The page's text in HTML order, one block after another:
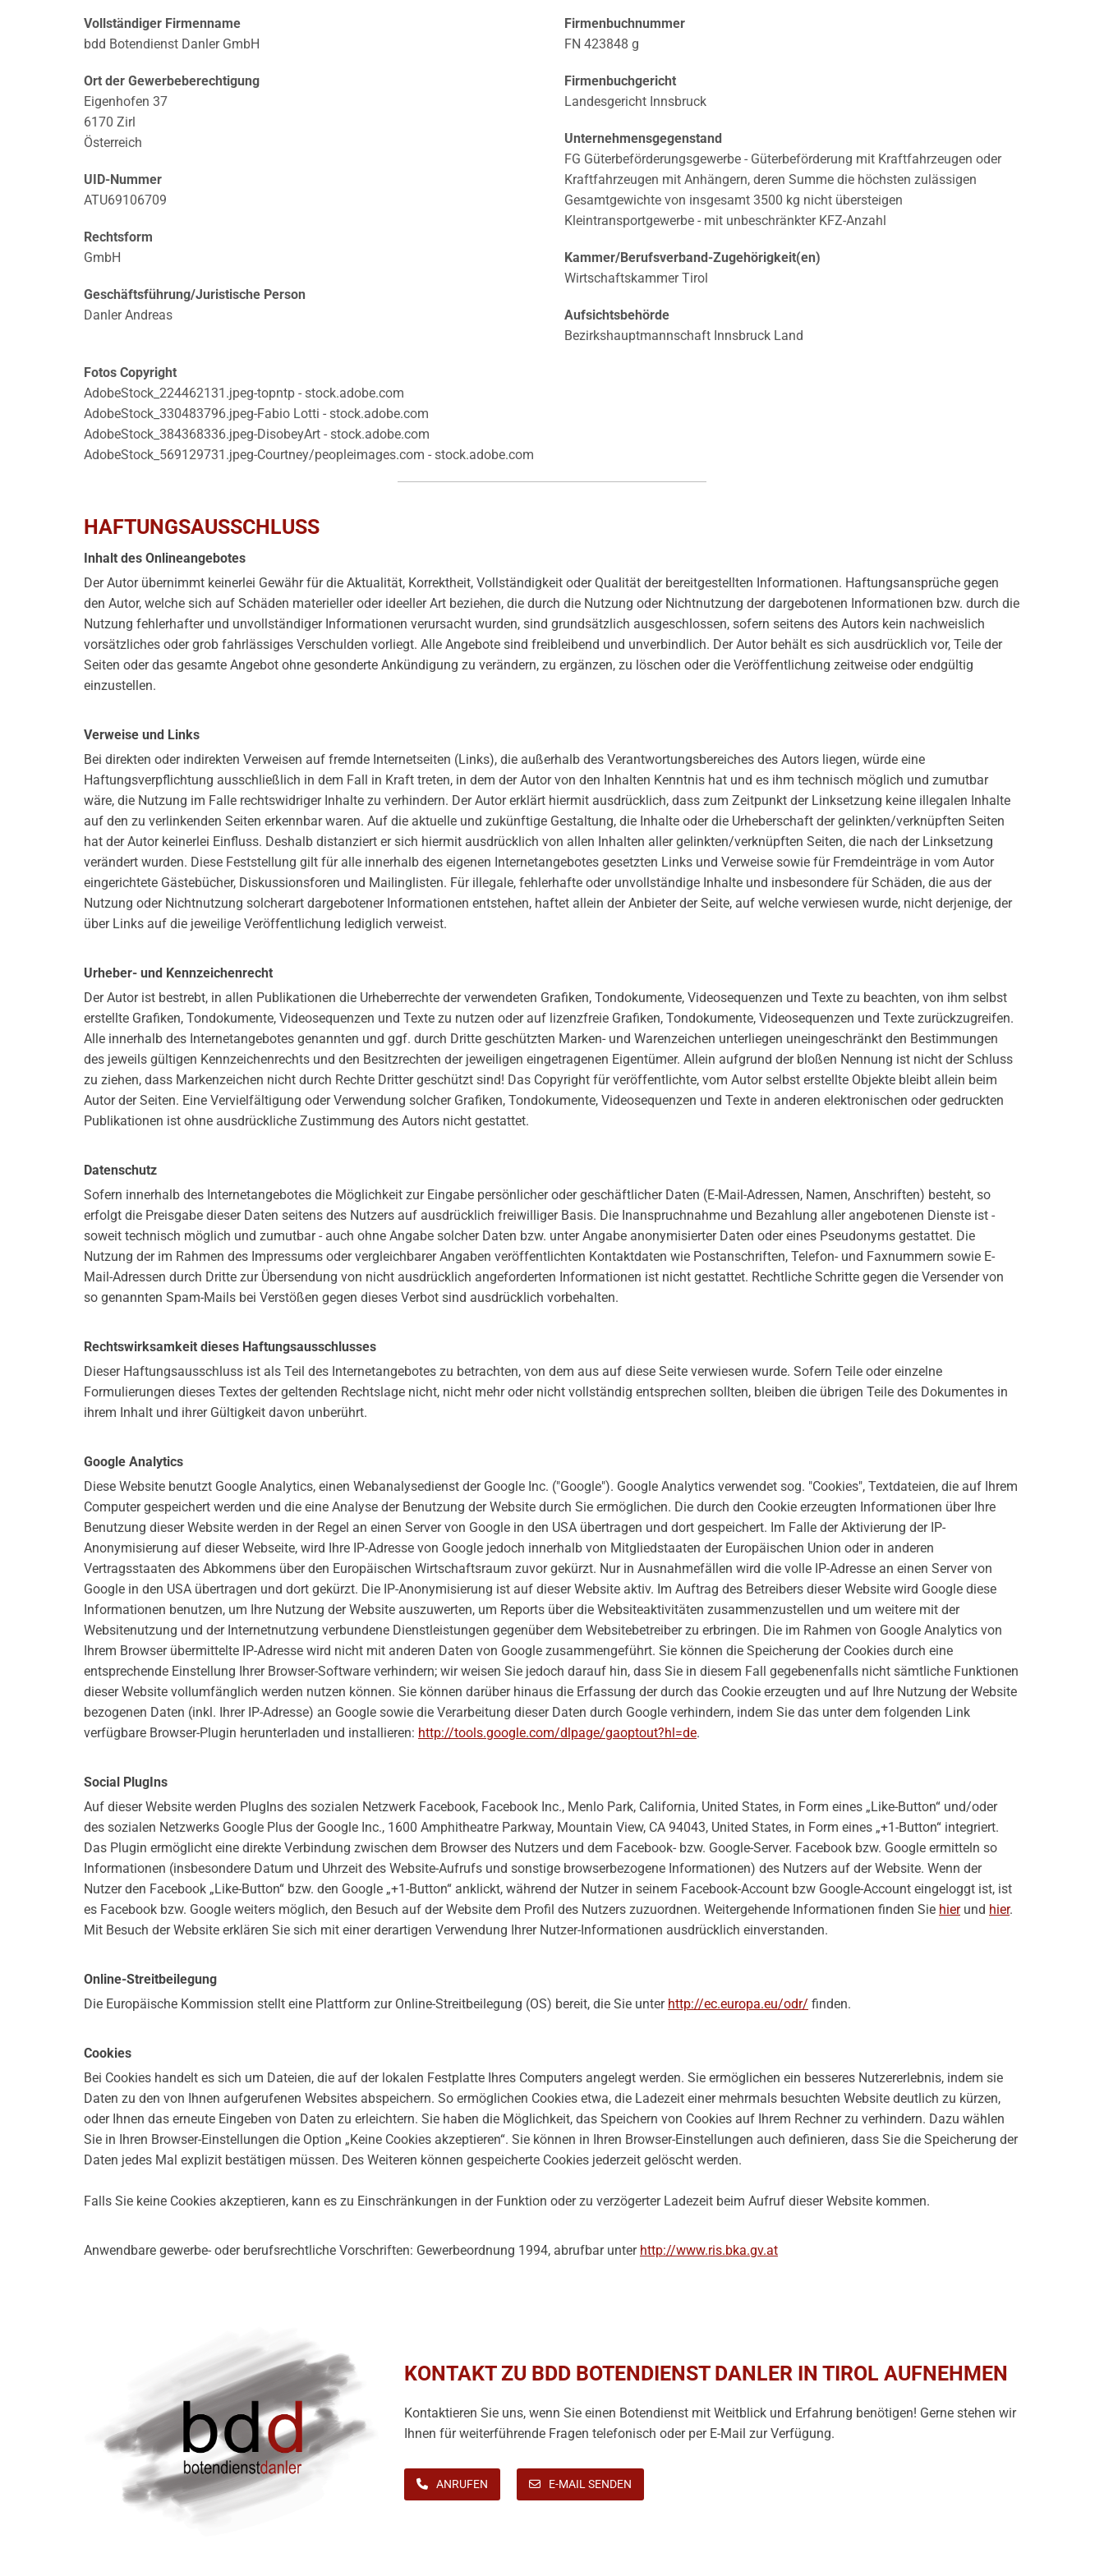
Vollständiger Firmenname
bdd Botendienst Danler GmbH
Ort der Gewerbeberechtigung
Eigenhofen 37
6170 Zirl
Österreich
UID-Nummer
ATU69106709
Rechtsform
GmbH
Geschäftsführung/Juristische Person
Danler Andreas
Firmenbuchnummer
FN 423848 g
Firmenbuchgericht
Landesgericht Innsbruck
Unternehmensgegenstand
FG Güterbeförderungsgewerbe - Güterbeförderung mit Kraftfahrzeugen oder
Kraftfahrzeugen mit Anhängern, deren Summe die höchsten zulässigen
Gesamtgewichte von insgesamt 3500 kg nicht übersteigen
Kleintransportgewerbe - mit unbeschränkter KFZ-Anzahl
Kammer/Berufsverband-Zugehörigkeit(en)
Wirtschaftskammer Tirol
Aufsichtsbehörde
Bezirkshauptmannschaft Innsbruck Land
Fotos Copyright
AdobeStock_224462131.jpeg-topntp - stock.adobe.com
AdobeStock_330483796.jpeg-Fabio Lotti - stock.adobe.com
AdobeStock_384368336.jpeg-DisobeyArt - stock.adobe.com
AdobeStock_569129731.jpeg-Courtney/peopleimages.com - stock.adobe.com
HAFTUNGSAUSSCHLUSS
Inhalt des Onlineangebotes
Der Autor übernimmt keinerlei Gewähr für die Aktualität, Korrektheit, Vollständigkeit oder Qualität der bereitgestellten Informationen. Haftungsansprüche gegen
den Autor, welche sich auf Schäden materieller oder ideeller Art beziehen, die durch die Nutzung oder Nichtnutzung der dargebotenen Informationen bzw. durch die
Nutzung fehlerhafter und unvollständiger Informationen verursacht wurden, sind grundsätzlich ausgeschlossen, sofern seitens des Autors kein nachweislich
vorsätzliches oder grob fahrlässiges Verschulden vorliegt. Alle Angebote sind freibleibend und unverbindlich. Der Autor behält es sich ausdrücklich vor, Teile der
Seiten oder das gesamte Angebot ohne gesonderte Ankündigung zu verändern, zu ergänzen, zu löschen oder die Veröffentlichung zeitweise oder endgültig
einzustellen.
Verweise und Links
Bei direkten oder indirekten Verweisen auf fremde Internetseiten (Links), die außerhalb des Verantwortungsbereiches des Autors liegen, würde eine
Haftungsverpflichtung ausschließlich in dem Fall in Kraft treten, in dem der Autor von den Inhalten Kenntnis hat und es ihm technisch möglich und zumutbar
wäre, die Nutzung im Falle rechtswidriger Inhalte zu verhindern. Der Autor erklärt hiermit ausdrücklich, dass zum Zeitpunkt der Linksetzung keine illegalen Inhalte
auf den zu verlinkenden Seiten erkennbar waren. Auf die aktuelle und zukünftige Gestaltung, die Inhalte oder die Urheberschaft der gelinkten/verknüpften Seiten
hat der Autor keinerlei Einfluss. Deshalb distanziert er sich hiermit ausdrücklich von allen Inhalten aller gelinkten/verknüpften Seiten, die nach der Linksetzung
verändert wurden. Diese Feststellung gilt für alle innerhalb des eigenen Internetangebotes gesetzten Links und Verweise sowie für Fremdeinträge in vom Autor
eingerichtete Gästebücher, Diskussionsforen und Mailinglisten. Für illegale, fehlerhafte oder unvollständige Inhalte und insbesondere für Schäden, die aus der
Nutzung oder Nichtnutzung solcherart dargebotener Informationen entstehen, haftet allein der Anbieter der Seite, auf welche verwiesen wurde, nicht derjenige, der
über Links auf die jeweilige Veröffentlichung lediglich verweist.
Urheber- und Kennzeichenrecht
Der Autor ist bestrebt, in allen Publikationen die Urheberrechte der verwendeten Grafiken, Tondokumente, Videosequenzen und Texte zu beachten, von ihm selbst
erstellte Grafiken, Tondokumente, Videosequenzen und Texte zu nutzen oder auf lizenzfreie Grafiken, Tondokumente, Videosequenzen und Texte zurückzugreifen.
Alle innerhalb des Internetangebotes genannten und ggf. durch Dritte geschützten Marken- und Warenzeichen unterliegen uneingeschränkt den Bestimmungen
des jeweils gültigen Kennzeichenrechts und den Besitzrechten der jeweiligen eingetragenen Eigentümer. Allein aufgrund der bloßen Nennung ist nicht der Schluss
zu ziehen, dass Markenzeichen nicht durch Rechte Dritter geschützt sind! Das Copyright für veröffentlichte, vom Autor selbst erstellte Objekte bleibt allein beim
Autor der Seiten. Eine Vervielfältigung oder Verwendung solcher Grafiken, Tondokumente, Videosequenzen und Texte in anderen elektronischen oder gedruckten
Publikationen ist ohne ausdrückliche Zustimmung des Autors nicht gestattet.
Datenschutz
Sofern innerhalb des Internetangebotes die Möglichkeit zur Eingabe persönlicher oder geschäftlicher Daten (E-Mail-Adressen, Namen, Anschriften) besteht, so
erfolgt die Preisgabe dieser Daten seitens des Nutzers auf ausdrücklich freiwilliger Basis. Die Inanspruchnahme und Bezahlung aller angebotenen Dienste ist -
soweit technisch möglich und zumutbar - auch ohne Angabe solcher Daten bzw. unter Angabe anonymisierter Daten oder eines Pseudonyms gestattet. Die
Nutzung der im Rahmen des Impressums oder vergleichbarer Angaben veröffentlichten Kontaktdaten wie Postanschriften, Telefon- und Faxnummern sowie E-
Mail-Adressen durch Dritte zur Übersendung von nicht ausdrücklich angeforderten Informationen ist nicht gestattet. Rechtliche Schritte gegen die Versender von
so genannten Spam-Mails bei Verstößen gegen dieses Verbot sind ausdrücklich vorbehalten.
Rechtswirksamkeit dieses Haftungsausschlusses
Dieser Haftungsausschluss ist als Teil des Internetangebotes zu betrachten, von dem aus auf diese Seite verwiesen wurde. Sofern Teile oder einzelne
Formulierungen dieses Textes der geltenden Rechtslage nicht, nicht mehr oder nicht vollständig entsprechen sollten, bleiben die übrigen Teile des Dokumentes in
ihrem Inhalt und ihrer Gültigkeit davon unberührt.
Google Analytics
Diese Website benutzt Google Analytics, einen Webanalysedienst der Google Inc. ("Google"). Google Analytics verwendet sog. "Cookies", Textdateien, die auf Ihrem
Computer gespeichert werden und die eine Analyse der Benutzung der Website durch Sie ermöglichen. Die durch den Cookie erzeugten Informationen über Ihre
Benutzung dieser Website werden in der Regel an einen Server von Google in den USA übertragen und dort gespeichert. Im Falle der Aktivierung der IP-
Anonymisierung auf dieser Webseite, wird Ihre IP-Adresse von Google jedoch innerhalb von Mitgliedstaaten der Europäischen Union oder in anderen
Vertragsstaaten des Abkommens über den Europäischen Wirtschaftsraum zuvor gekürzt. Nur in Ausnahmefällen wird die volle IP-Adresse an einen Server von
Google in den USA übertragen und dort gekürzt. Die IP-Anonymisierung ist auf dieser Website aktiv. Im Auftrag des Betreibers dieser Website wird Google diese
Informationen benutzen, um Ihre Nutzung der Website auszuwerten, um Reports über die Websiteaktivitäten zusammenzustellen und um weitere mit der
Websitenutzung und der Internetnutzung verbundene Dienstleistungen gegenüber dem Websitebetreiber zu erbringen. Die im Rahmen von Google Analytics von
Ihrem Browser übermittelte IP-Adresse wird nicht mit anderen Daten von Google zusammengeführt. Sie können die Speicherung der Cookies durch eine
entsprechende Einstellung Ihrer Browser-Software verhindern; wir weisen Sie jedoch darauf hin, dass Sie in diesem Fall gegebenenfalls nicht sämtliche Funktionen
dieser Website vollumfänglich werden nutzen können. Sie können darüber hinaus die Erfassung der durch das Cookie erzeugten und auf Ihre Nutzung der Website
bezogenen Daten (inkl. Ihrer IP-Adresse) an Google sowie die Verarbeitung dieser Daten durch Google verhindern, indem Sie das unter dem folgenden Link
verfügbare Browser-Plugin herunterladen und installieren: http://tools.google.com/dlpage/gaoptout?hl=de.
Social PlugIns
Auf dieser Website werden PlugIns des sozialen Netzwerk Facebook, Facebook Inc., Menlo Park, California, United States, in Form eines „Like-Button“ und/oder
des sozialen Netzwerks Google Plus der Google Inc., 1600 Amphitheatre Parkway, Mountain View, CA 94043, United States, in Form eines „+1-Button“ integriert.
Das Plugin ermöglicht eine direkte Verbindung zwischen dem Browser des Nutzers und dem Facebook- bzw. Google-Server. Facebook bzw. Google ermitteln so
Informationen (insbesondere Datum und Uhrzeit des Website-Aufrufs und sonstige browserbezogene Informationen) des Nutzers auf der Website. Wenn der
Nutzer den Facebook „Like-Button“ bzw. den Google „+1-Button“ anklickt, während der Nutzer in seinem Facebook-Account bzw Google-Account eingeloggt ist, ist
es Facebook bzw. Google weiters möglich, den Besuch auf der Website dem Profil des Nutzers zuzuordnen. Weitergehende Informationen finden Sie hierund hier.
Mit Besuch der Website erklären Sie sich mit einer derartigen Verwendung Ihrer Nutzer-Informationen ausdrücklich einverstanden.
Online-Streitbeilegung
Die Europäische Kommission stellt eine Plattform zur Online-Streitbeilegung (OS) bereit, die Sie unter http://ec.europa.eu/odr/ finden.
Cookies
Bei Cookies handelt es sich um Dateien, die auf der lokalen Festplatte Ihres Computers angelegt werden. Sie ermöglichen ein besseres Nutzererlebnis, indem sie
Daten zu den von Ihnen aufgerufenen Websites abspeichern. So ermöglichen Cookies etwa, die Ladezeit einer mehrmals besuchten Website deutlich zu kürzen,
oder Ihnen das erneute Eingeben von Daten zu erleichtern. Sie haben die Möglichkeit, das Speichern von Cookies auf Ihrem Rechner zu verhindern. Dazu wählen
Sie in Ihren Browser-Einstellungen die Option „Keine Cookies akzeptieren“. Sie können in Ihren Browser-Einstellungen auch definieren, dass Sie die Speicherung der
Daten jedes Mal explizit bestätigen müssen. Des Weiteren können gespeicherte Cookies jederzeit gelöscht werden.
Falls Sie keine Cookies akzeptieren, kann es zu Einschränkungen in der Funktion oder zu verzögerter Ladezeit beim Aufruf dieser Website kommen.
Anwendbare gewerbe- oder berufsrechtliche Vorschriften: Gewerbeordnung 1994, abrufbar unter http://www.ris.bka.gv.at
KONTAKT ZU BDD BOTENDIENST DANLER IN TIROL AUFNEHMEN
Kontaktieren Sie uns, wenn Sie einen Botendienst mit Weitblick und Erfahrung benötigen! Gerne stehen wir
Ihnen für weiterführende Fragen telefonisch oder per E-Mail zur Verfügung.
ANRUFEN E-MAIL SENDEN